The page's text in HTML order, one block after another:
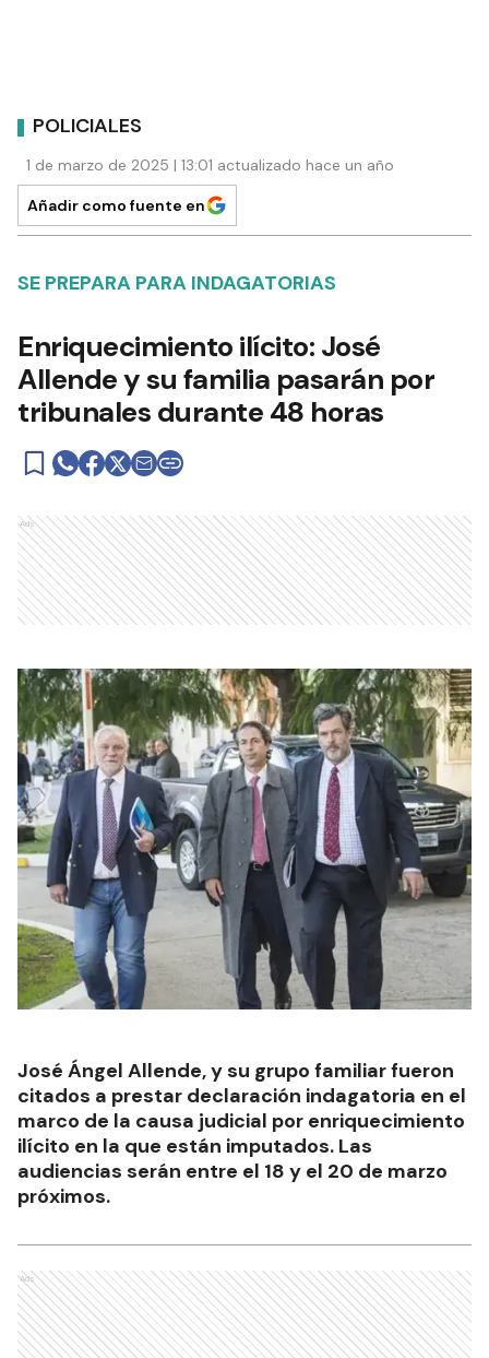
POLICIALES
1 de marzo de 2025 | 13:01 actualizado hace un año
Añadir como fuente en
SE PREPARA PARA INDAGATORIAS
Enriquecimiento ilícito: José
Allende y su familia pasarán por
tribunales durante 48 horas
Ads
José Ángel Allende, y su grupo familiar fueron
citados a prestar declaración indagatoria en el
marco de la causa judicial por enriquecimiento
ilícito en la que están imputados. Las
audiencias serán entre el 18 y el 20 de marzo
próximos.
Ads